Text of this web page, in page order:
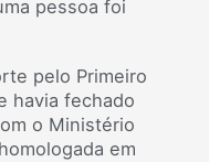
pessoa foi
pelo Primeiro
havia fechado
o Ministério
em